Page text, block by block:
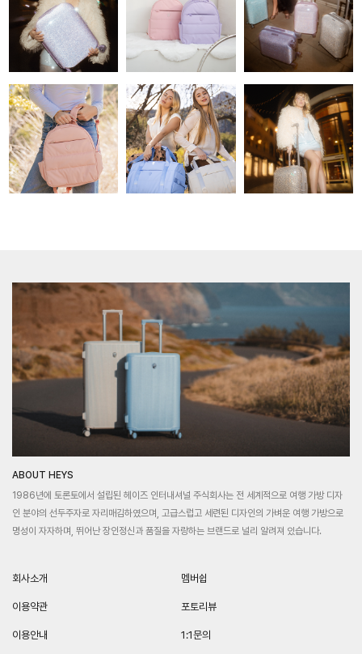
ABOUT HEYS
1986년에 토론토에서 설립된 헤이즈 인터내셔널 주식회사는 전 세계적으로 여행 가방 디자
인 분야의 선두주자로 자리매김하였으며, 고급스럽고 세련된 디자인의 가벼운 여행 가방으로
명성이 자자하며, 뛰어난 장인정신과 품질을 자랑하는 브랜드로 널리 알려져 있습니다.
회사소개
이용약관
이용안내
멤버쉽
포토리뷰
1:1문의